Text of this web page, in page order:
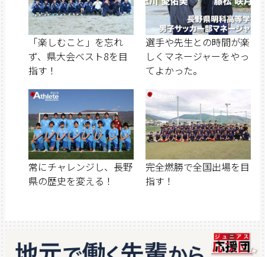
「楽しむこと」を忘れ
ず、県大会ベスト8を目
指す！
選手や先生との時間が楽
しくマネージャーをやっ
てよかった。
常にチャレンジし、長野
県の歴史を変える！
完全燃勝で全国出場を目
指す！